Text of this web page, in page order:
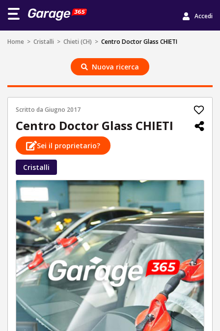
Accedi
Home > Cristalli > Chieti (CH) > Centro Doctor Glass CHIETI
Nuova ricerca
Scritto da Giugno 2017
Centro Doctor Glass CHIETI
Sei il proprietario?
Cristalli